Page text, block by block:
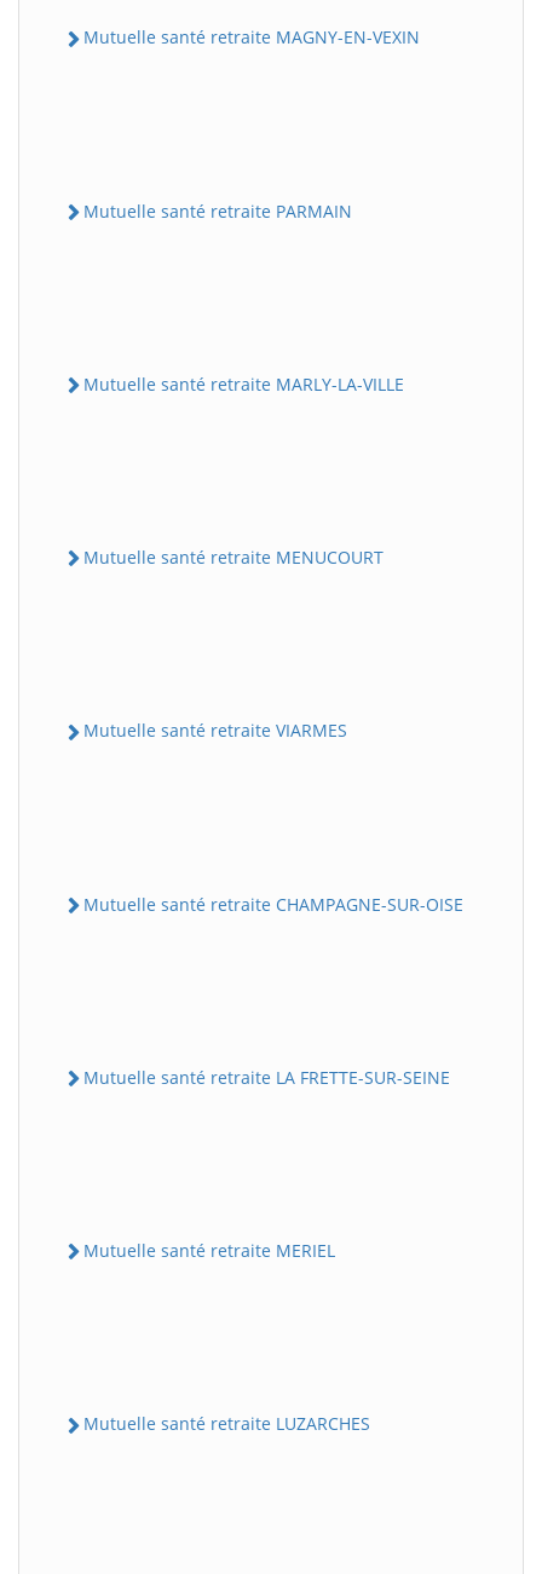
Mutuelle santé retraite MAGNY-EN-VEXIN
Mutuelle santé retraite PARMAIN
Mutuelle santé retraite MARLY-LA-VILLE
Mutuelle santé retraite MENUCOURT
Mutuelle santé retraite VIARMES
Mutuelle santé retraite CHAMPAGNE-SUR-OISE
Mutuelle santé retraite LA FRETTE-SUR-SEINE
Mutuelle santé retraite MERIEL
Mutuelle santé retraite LUZARCHES